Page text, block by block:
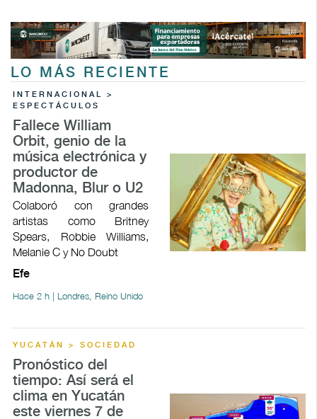
LO MÁS RECIENTE
INTERNACIONAL >
ESPECTÁCULOS
Fallece William
Orbit, genio de la
música electrónica y
productor de
Madonna, Blur o U2
Colaboró con grandes
artistas como Britney
Spears, Robbie Williams,
Melanie C y No Doubt
Efe
Hace 2 h | Londres, Reino Unido
YUCATÁN > SOCIEDAD
Pronóstico del
tiempo: Así será el
clima en Yucatán
este viernes 7 de